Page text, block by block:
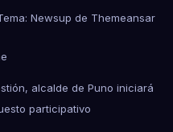
Newsup de Themeansar
alcalde de Puno iniciará
participativo